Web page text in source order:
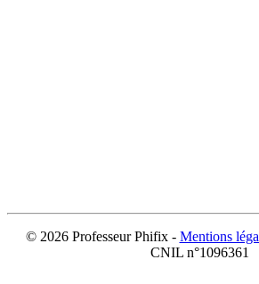
© 2026 Professeur Phifix - Mentions
CNIL n°1096361